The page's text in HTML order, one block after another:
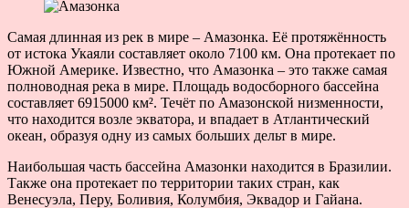
Самая длинная из рек в мире – Амазонка. Её протяжённость
от истока Укаяли составляет около 7100 км. Она протекает по
Южной Америке. Известно, что Амазонка – это также самая
полноводная река в мире. Площадь водосборного бассейна
составляет 6915000 км². Течёт по Амазонской низменности,
что находится возле экватора, и впадает в Атлантический
океан, образуя одну из самых больших дельт в мире.
Наибольшая часть бассейна Амазонки находится в Бразилии.
Также она протекает по территории таких стран, как
Венесуэла, Перу, Боливия, Колумбия, Эквадор и Гайана.